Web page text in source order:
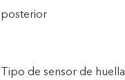
posterior
Tipo de sensor de huella